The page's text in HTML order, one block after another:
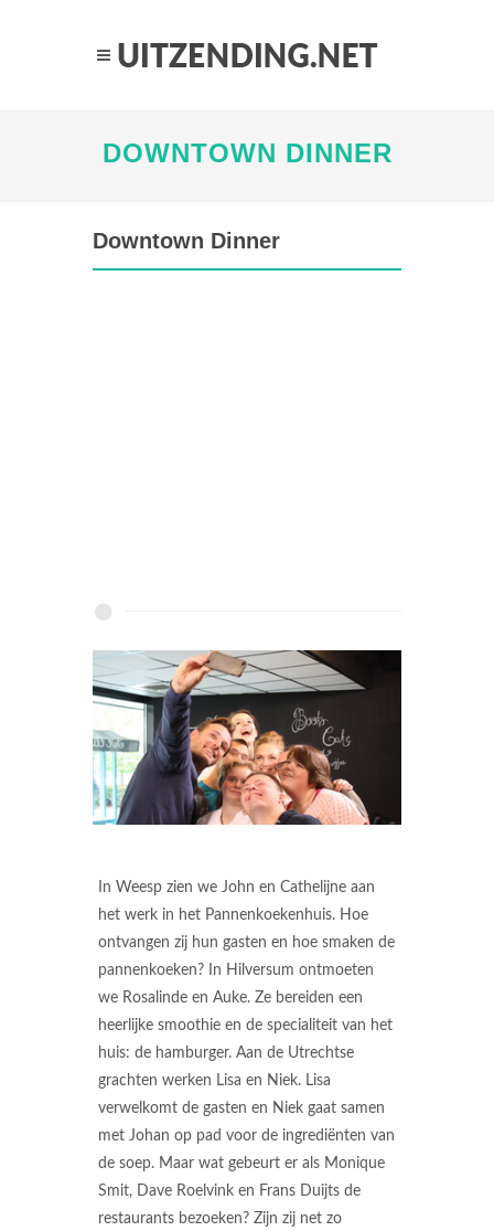
DOWNTOWN DINNER
Downtown Dinner
In Weesp zien we John en Cathelijne aan
het werk in het Pannenkoekenhuis. Hoe
ontvangen zij hun gasten en hoe smaken de
pannenkoeken? In Hilversum ontmoeten
we Rosalinde en Auke. Ze bereiden een
heerlijke smoothie en de specialiteit van het
huis: de hamburger. Aan de Utrechtse
grachten werken Lisa en Niek. Lisa
verwelkomt de gasten en Niek gaat samen
met Johan op pad voor de ingrediënten van
de soep. Maar wat gebeurt er als Monique
Smit, Dave Roelvink en Frans Duijts de
restaurants bezoeken? Zijn zij net zo